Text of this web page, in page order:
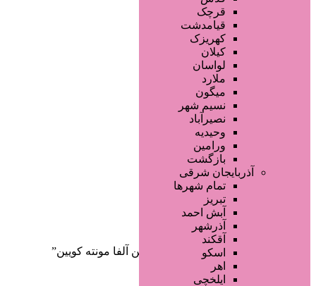
قرچک
قیامدشت
کهریزک
کیلان
لواسان
ملارد
میگون
نسیم شهر
نصیرآباد
وحیدیه
ورامین
بازگشت
آذربایجان شرقی
تمام شهر‌ها
تبریز
آبش احمد
آذرشهر
آقکند
اسکو
اهر
ایلخچی
صفحه اصلی
آگهی انبوه
طراحی سایت
صفحه اختصاصی
لیست سایتهای تبلیغاتی
دسته‌بندی‌ها
/ محصولات برچسب خورده “ادکلن آلفا مونته کویین”